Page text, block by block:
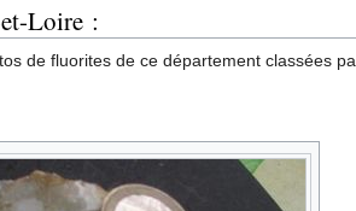
Loire :
de fluorites de ce département classées